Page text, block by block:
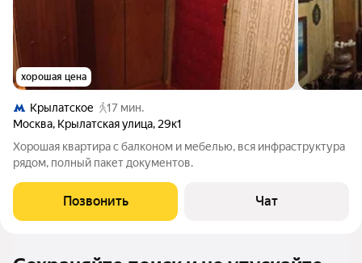
хорошая цена
Крылатское
17 мин.
Москва, Крылатская улица, 29к1
Хорошая квартира с балконом и мебелью, вся инфраструктура
рядом, полный пакет документов.
Позвонить Чат